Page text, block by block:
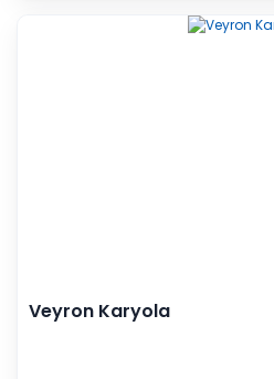
Veyron Karyola